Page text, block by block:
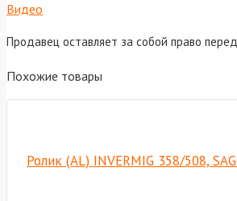
Видео
Продавец оставляет за собой право
Похожие товары
Ролик (AL) INVERMIG 358/508,